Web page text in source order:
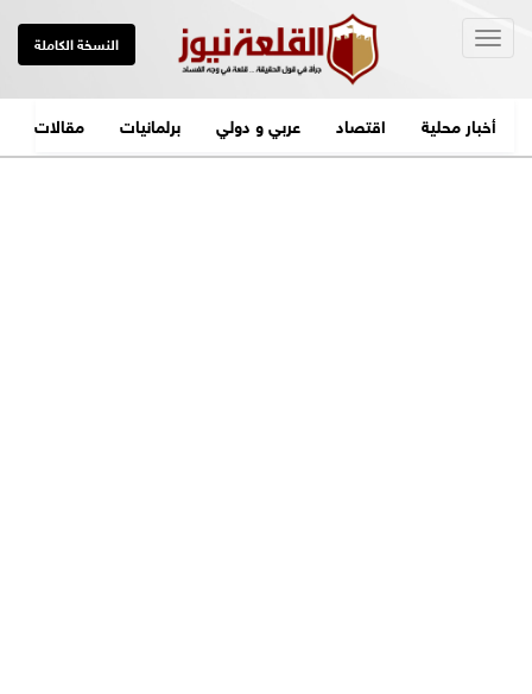
النسخة الكاملة
أخبار محلية اقتصاد عربي و دولي برلمانيات مقالات